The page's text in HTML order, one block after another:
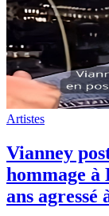
Artistes
Vianney
hommage à
ans